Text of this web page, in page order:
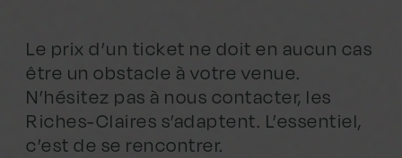
Le prix d’un ticket ne doit en aucun cas
être un obstacle à votre venue.
N’hésitez pas à nous contacter, les
Riches-Claires s’adaptent. L’essentiel,
c’est de se rencontrer.